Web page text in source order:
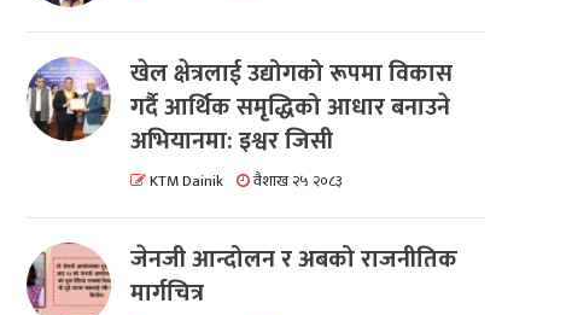
खेल क्षेत्रलाई उद्योगको रूपमा विकास
गर्दै आर्थिक समृद्धिको आधार बनाउने
अभियानमा: इश्वर जिसी
KTM Dainik वैशाख २५ २०८३
जेनजी आन्दोलन र अबको राजनीतिक
मार्गचित्र